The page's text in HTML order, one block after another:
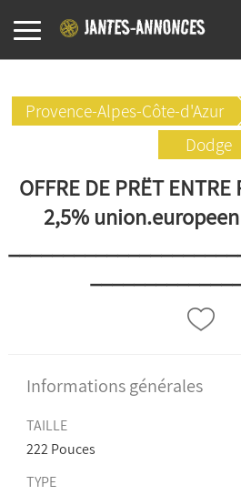
Provence-Alpes-Côte-d'Azur
Dodge
OFFRE DE PRËT
2,5%
Informations générales
TAILLE
222 Pouces
TYPE